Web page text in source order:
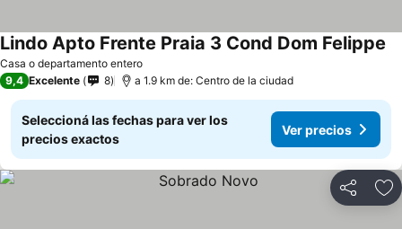
Casa o departamento entero
Lindo Apto Frente Praia 3 Cond Dom Felippe
9,4 Excelente 8 a 1.9 km de: Centro de la ciudad
Seleccioná las fechas para ver los
precios exactos
Ver precios
Compartir